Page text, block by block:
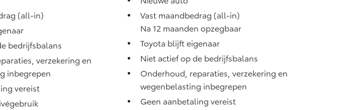
(all-in)
bedrijfsbalans
verzekering en
inbegrepen
vereist
Vast maandbedrag (all-in)
Na 12 maanden opzegbaar
Toyota blijft eigenaar
Niet actief op de bedrijfsbalans
Onderhoud, reparaties, verzekering en
wegenbelasting inbegrepen
Geen aanbetaling vereist